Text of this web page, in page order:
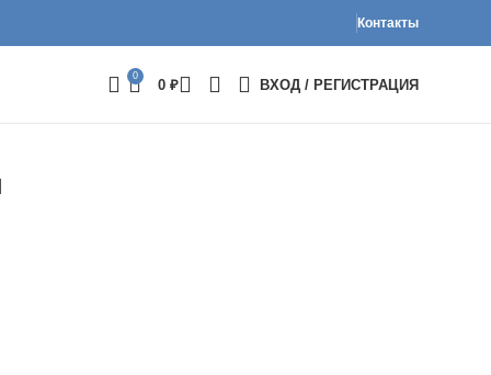
Контакты
0
0 ₽ ВХОД / РЕГИСТРАЦИЯ